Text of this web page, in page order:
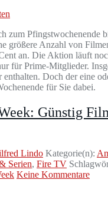
zum Pfingstwochenende
größere Anzahl von
an. Die Aktion läuft
für Prime-Mitglieder.
Doch der eine
für Sie dabei.
Günstig
Lindo Kategorie(n):
Serien, Fire TV
Keine Kommentare